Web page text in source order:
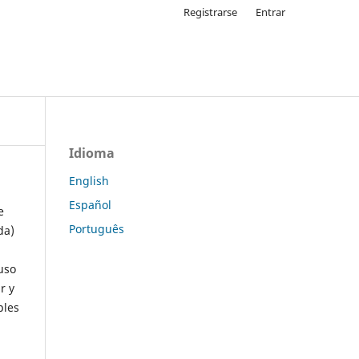
Registrarse Entrar
y
Idioma
English
Español
Português